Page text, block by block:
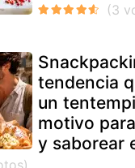
tendencia
un
motivo
y saborear